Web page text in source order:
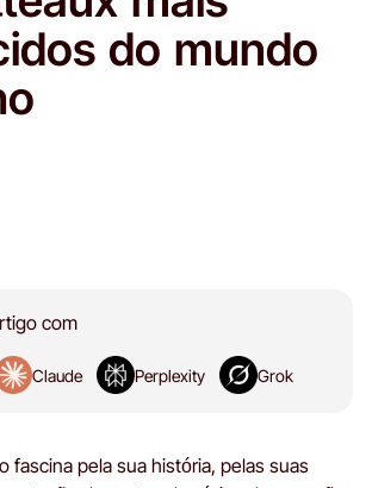
do mundo
com
Claude Perplexity Grok
fascina pela sua história, pelas suas